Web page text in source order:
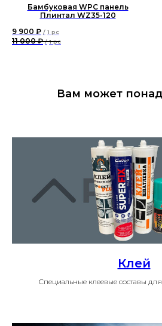
Бамбуковая WPC панель
Плинтал WZ35-120
9 900 ₽ / 1 pc
11 000 ₽ / 1 pc
Вам может
Клей
Специальные клеевые составы